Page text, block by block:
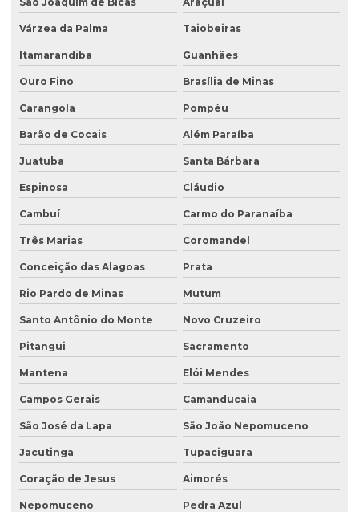
Laudo de passivo ambiental
Licenciamento ambiental de aterro sanitário
Licenciamento ambiental para atividades agropecuárias
Licenciamento ambiental de atividades rurais
Licenciamento ambiental de barragens
Licenciamento ambiental condomínio residencial
Licenciamento ambiental para construção civil
Licenciamento ambiental para empresas
Licenciamento ambiental de fábricas
Licenciamento ambiental industrial
Licenciamento ambiental para lava jatos
Licenciamento ambiental licença prévia
Licenciamento ambiental para loteamento
Licenciamento ambiental para loteamento urbano
Licenciamento ambiental para mineração
Licenciamento ambiental para movimentação de terra
Várzea da Palma Taiobeiras
Itamarandiba Guanhães
Ouro Fino Brasília de Minas
Carangola Pompéu
Barão de Cocais Além Paraíba
Juatuba Santa Bárbara
Espinosa Cláudio
Cambuí Carmo do Paranaíba
Três Marias Coromandel
Conceição das Alagoas Prata
Rio Pardo de Minas Mutum
Santo Antônio do Monte Novo Cruzeiro
Pitangui Sacramento
Mantena Elói Mendes
Campos Gerais Camanducaia
São José da Lapa São João Nepomuceno
Jacutinga Tupaciguara
Coração de Jesus Aimorés
Nepomuceno Pedra Azul